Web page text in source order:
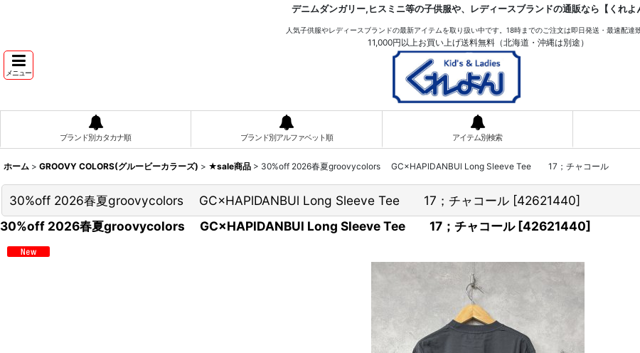
デニムダンガリー,ヒスミニ等の子供服や、レディースブランドの通販なら【くれよ
人気子供服やレディースブランドの最新アイテムを取り扱い中です。18時までのご注文は即日発送・最速配達致
11,000円以上お買い上げ送料無料（北海道・沖縄は別途）
メニュー
ブランド別カタカナ順 ブランド別アルファベット順 アイテム別検索
ホーム > GROOVY COLORS(グルービーカラーズ) > ★sale商品 > 30%off 2026春夏groovycolors GC×HAPlDANBUl Long Sleeve Tee 17；チャコール
30%off 2026春夏groovycolors GC×HAPlDANBUl Long Sleeve Tee 17；チャコール [42621440]
30%off 2026春夏groovycolors GC×HAPlDANBUl Long Sleeve Tee 17；チャコール [42621440]